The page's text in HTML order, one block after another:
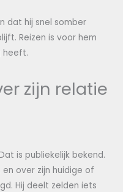
dat hij snel somber
Reizen is voor hem
heeft.
zijn relatie
is publiekelijk bekend.
over zijn huidige of
Hij deelt zelden iets